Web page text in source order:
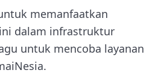
memanfaatkan
dalam infrastruktur
untuk mencoba layanan